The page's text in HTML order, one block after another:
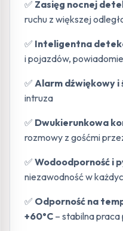
✅ Zasięg nocnej
ruchu z większej
✅ Inteligentna
i pojazdów,
✅ Alarm dźwiękowy i
intruza
✅ Dwukierunkowa
rozmowy z gośćmi
✅ Wodoodporność i
niezawodność w
✅ Odporność na
+60°C – stabilna praca